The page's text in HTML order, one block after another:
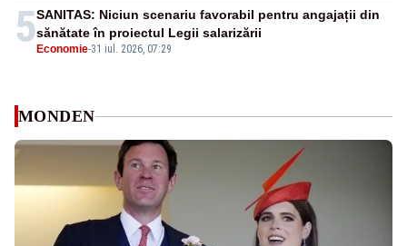
5 Economie-31 iul. 2026, 07:29
SANITAS: Niciun scenariu favorabil pentru angajații din
sănătate în proiectul Legii salarizării
MONDEN